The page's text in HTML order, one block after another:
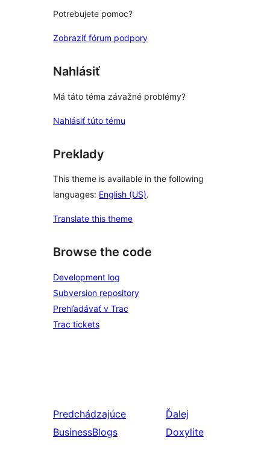
Potrebujete pomoc?
Zobraziť fórum podpory
Nahlásiť
Má táto téma závažné problémy?
Nahlásiť túto tému
Preklady
This theme is available in the following
languages: English (US).
Translate this theme
Browse the code
Development log
Subversion repository
Prehľadávať v Trac
Trac tickets
Predchádzajúce
BusinessBlogs
Ďalej
Doxylite